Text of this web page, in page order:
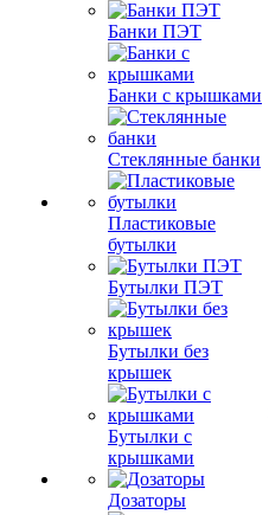
Банки ПЭТ
Банки с крышками
Стеклянные банки
Пластиковые
бутылки
Бутылки ПЭТ
Бутылки без
крышек
Бутылки с
крышками
Дозаторы